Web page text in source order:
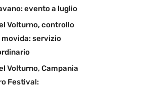
evento a luglio
Volturno, controllo
movida: servizio
Volturno, Campania
Festival: